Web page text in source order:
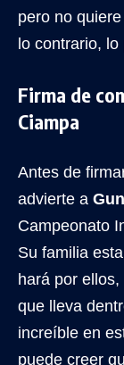
pero no
lo contrario, lo
Firma de
Ciampa
Antes de
advierte a
Campeonato
Su familia
hará por
que lleva
increíble en
puede creer